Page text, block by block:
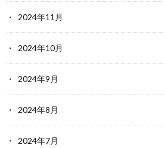
2024年11月
2024年10月
2024年9月
2024年8月
2024年7月